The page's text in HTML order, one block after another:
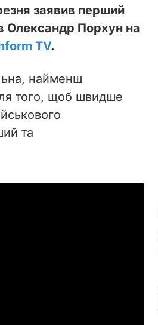
заявив перший
Олександр Порхун на
TV.
найменш
того, щоб швидше
та